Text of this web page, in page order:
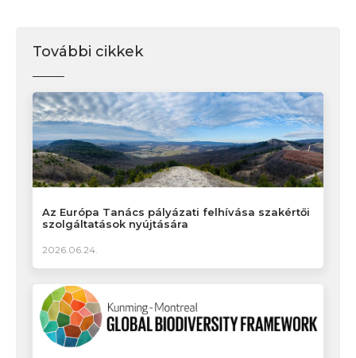
További cikkek
Az Európa Tanács pályázati felhívása szakértői
szolgáltatások nyújtására
2026.06.24.